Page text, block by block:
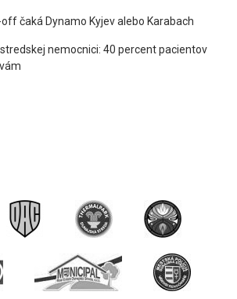
čaká Dynamo Kyjev alebo Karabach
nemocnici: 40 percent pacientov